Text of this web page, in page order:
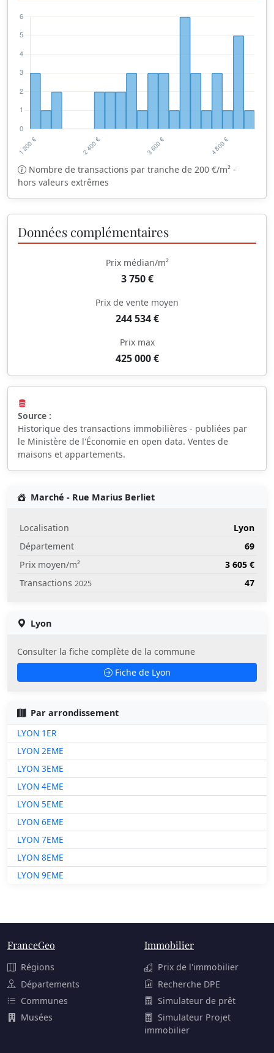
Nombre de transactions par tranche de 200 €/m² -
hors valeurs extrêmes
Données complémentaires
Prix médian/m²
3 750 €
Prix de vente moyen
244 534 €
Prix max
425 000 €
Source :
Historique des transactions immobilières - publiées par
le Ministère de l'Économie en open data. Ventes de
maisons et appartements.
Marché - Rue Marius Berliet
Localisation
Lyon
Département
69
Prix moyen/m²
3 605 €
Transactions 2025 47
Lyon
Consulter la fiche complète de la commune
Fiche de Lyon
Par arrondissement
LYON 1ER
LYON 2EME
LYON 3EME
LYON 4EME
LYON 5EME
LYON 6EME
LYON 7EME
LYON 8EME
LYON 9EME
FranceGeo
Régions
Départements
Communes
Musées
Immobilier
Prix de l'immobilier
Recherche DPE
Simulateur de prêt
Simulateur Projet
immobilier